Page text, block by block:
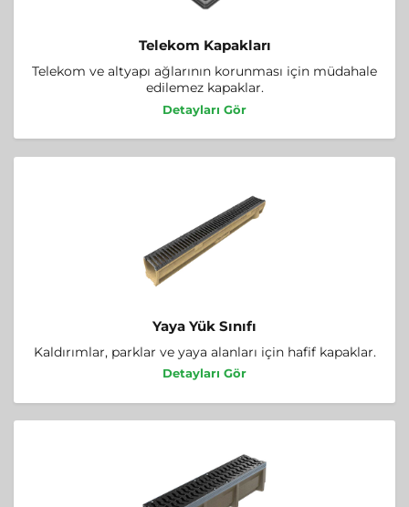
Telekom Kapakları
Telekom ve altyapı ağlarının korunması için müdahale
edilemez kapaklar.
Detayları Gör
Yaya Yük Sınıfı
Kaldırımlar, parklar ve yaya alanları için hafif kapaklar.
Detayları Gör